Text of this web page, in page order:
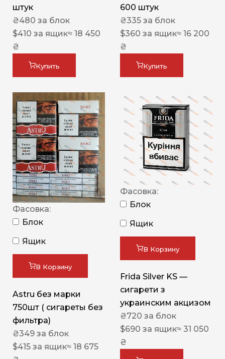
штук
₴480 за блок
$410 за ящик≈ 18 450
₴
Купить
600 штук
₴335 за блок
$360 за ящик≈ 16 200
₴
Купить
Фасовка:
Блок
Ящик
В Корзину
Astru без марки
750шт ( сигареты без
фильтра)
₴349 за блок
$415 за ящик≈ 18 675
Фасовка:
Блок
Ящик
В Корзину
Frida Silver KS —
сигарети з
украинским акцизом
₴720 за блок
$690 за ящик≈ 31 050
₴